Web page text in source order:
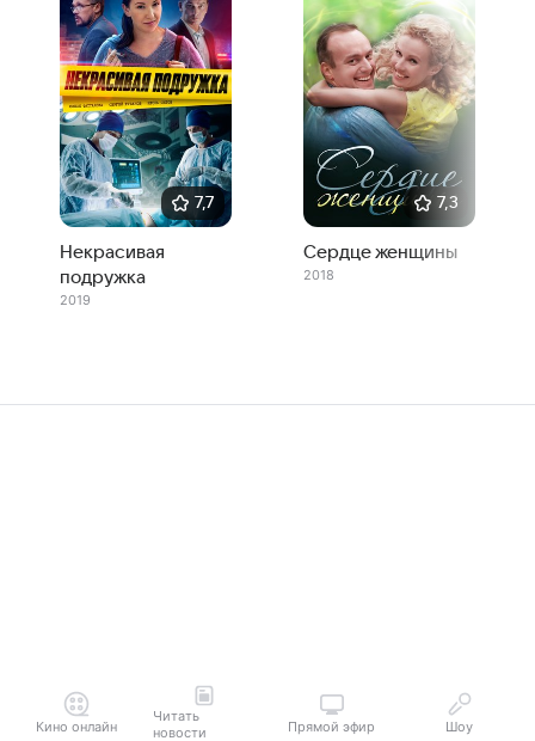
7,7
Некрасивая
подружка
2019
7,3
Сердце женщины
2018
Кино онлайн
Читать
новости
Прямой эфир Шоу